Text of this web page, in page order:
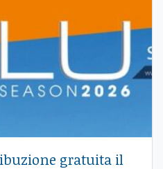
gratuita il